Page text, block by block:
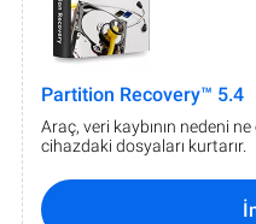
Partition Recovery™ 5.4
Araç, veri kaybının nedeni
cihazdaki dosyaları kurtarır.